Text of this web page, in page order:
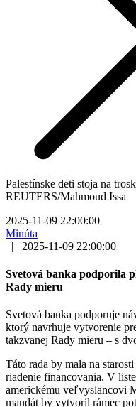
Palestínske deti stoja na
REUTERS/Mahmoud Issa
2025-11-09 22:00:00
Minúta
|
2025-11-09 22:00:00
Svetová banka podporila
Rady mieru
Svetová banka podporuje
ktorý navrhuje vytvorenie
takzvanej Rady mieru – s
Táto rada by mala na
riadenie financovania. V
americkému veľvyslancovi
mandát by vytvoril rámec